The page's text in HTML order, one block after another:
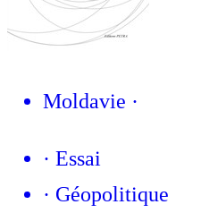
Moldavie ·
· Essai
· Géopolitique